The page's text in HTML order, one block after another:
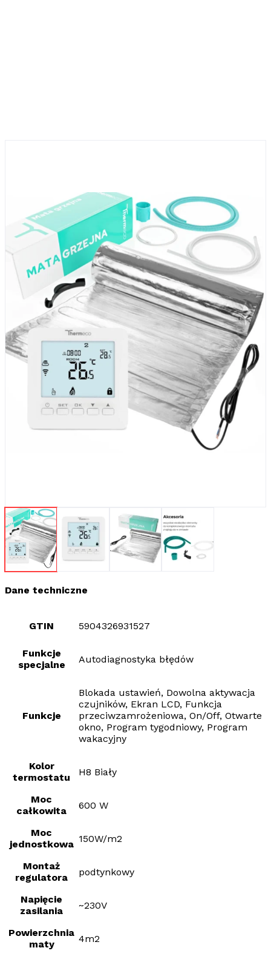
Dane techniczne
GTIN 5904326931527
Funkcje
specjalne
Autodiagnostyka błędów
Funkcje
Blokada ustawień, Dowolna aktywacja
czujników, Ekran LCD, Funkcja
przeciwzamrożeniowa, On/Off, Otwarte
okno, Program tygodniowy, Program
wakacyjny
Kolor
termostatu
H8 Biały
Moc
całkowita
600 W
Moc
jednostkowa 150W/m2
Montaż
regulatora
podtynkowy
Napięcie
zasilania
~230V
Powierzchnia
maty
4m2